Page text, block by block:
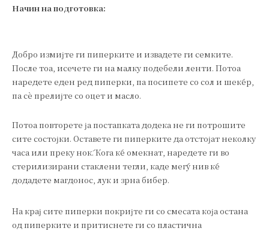
Начин на подготовка:
Добро измијте ги пиперките и извадете ги семките.
После тоа, исечете ги на малку подебели ленти. Потоа
наредете еден ред пиперки, па посипете со сол и шеќер,
па сè прелијте со оцет и масло.
Потоа повторете ја постапката додека не ги потрошите
сите состојки. Оставете ги пиперките да отстојат неколку
часа или преку ноќ. Кога ќе омекнат, наредете ги во
стерилизирани стаклени тегли, каде меѓу нив ќе
додадете магдонос, лук и зрна бибер.
На крај сите пиперки покријте ги со смесата која остана
од пиперките и притиснете ги со пластична